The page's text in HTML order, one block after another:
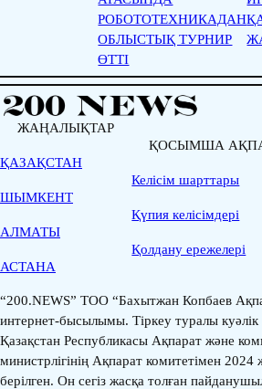
РОБОТОТЕХНИКАДАН
ОБЛЫСТЫҚ ТУРНИР
ӨТТІ
ЖАҢАЛЫҚТАР
ҚАЗАҚСТАН
ШЫМКЕНТ
АЛМАТЫ
АСТАНА
ҚОСЫМША
Келісім шарттары
Қүпия келісімдері
Қолдану ережелері
“200.NEWS” ТОО “Бахытжан Копбаев
интернет-бысылымы. Тіркеу туралы
Қазақстан Республикасы Ақпарат және
министрлігінің Ақпарат комитетімен
берілген. Он сегіз жасқа толған